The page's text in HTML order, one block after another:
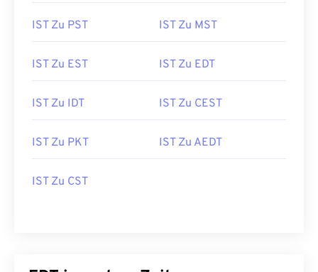
IST Zu PST IST Zu MST
IST Zu EST IST Zu EDT
IST Zu IDT IST Zu CEST
IST Zu PKT IST Zu AEDT
IST Zu CST